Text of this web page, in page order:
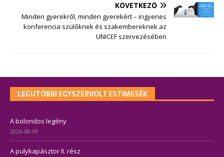
KÖVETKEZŐ
Minden gyerekről, minden gyerekért – ingyenes
konferencia szülőknek és szakembereknek az
UNICEF szervezésében
LEGUTÓBBI EGYSZERVOLT ESTIMESÉK
A bolondos legény
2026-08-09
A pulykapásztor II. rész